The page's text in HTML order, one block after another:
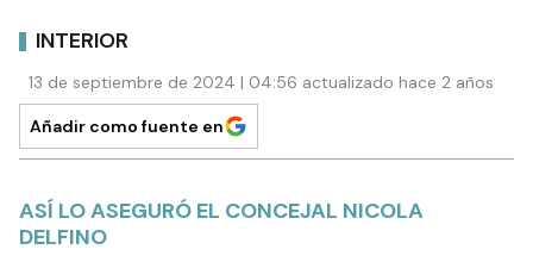
INTERIOR
13 de septiembre de 2024 | 04:56 actualizado hace 2 años
Añadir como fuente en
ASÍ LO ASEGURÓ EL CONCEJAL NICOLA
DELFINO